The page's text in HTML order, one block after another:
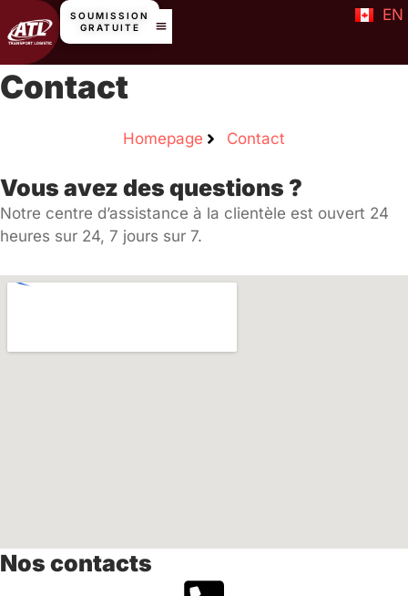
au
contenu
SOUMISSION
GRATUITE
EN
Contact
Homepage Contact
Vous avez des questions ?
Notre centre d’assistance à la clientèle est ouvert 24
heures sur 24, 7 jours sur 7.
Nos contacts